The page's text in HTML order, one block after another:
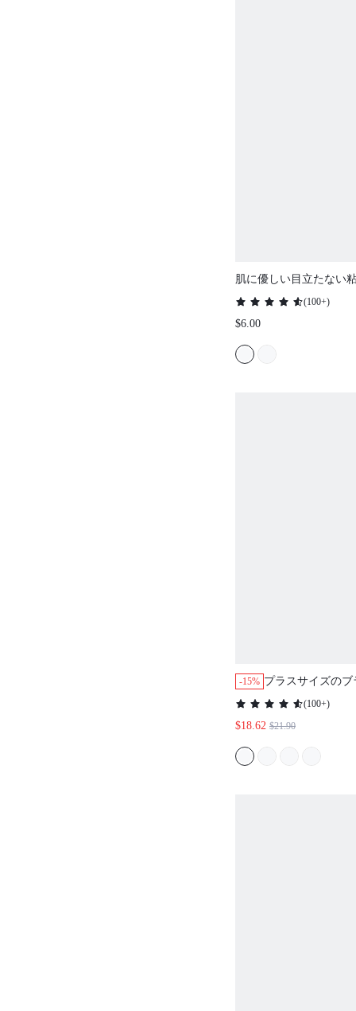
肌に優しい目立たない
ヒーシブ 垂れ防止 形
グブレストテープ ヌー
ウェディングブラ
(100+)
$6.00
-15% プラスサイズの
(100+)
$18.62 $21.90